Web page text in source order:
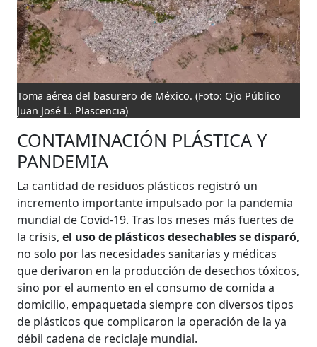
Toma aérea del basurero de México. (Foto: Ojo Público
Juan José L. Plascencia)
CONTAMINACIÓN PLÁSTICA Y
PANDEMIA
La cantidad de residuos plásticos registró un
incremento importante impulsado por la pandemia
mundial de Covid-19. Tras los meses más fuertes de
la crisis,el uso de plásticos desechables se disparó,
no solo por las necesidades sanitarias y médicas
que derivaron en la producción de desechos tóxicos,
sino por el aumento en el consumo de comida a
domicilio, empaquetada siempre con diversos tipos
de plásticos que complicaron la operación de la ya
débil cadena de reciclaje mundial.